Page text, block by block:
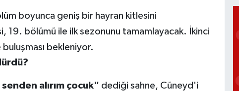
boyunca geniş bir hayran kitlesini
19. bölümü ile ilk sezonunu tamamlayacak. İkinci
bekleniyor.
alırım çocuk" dediği sahne, Cüneyd'i